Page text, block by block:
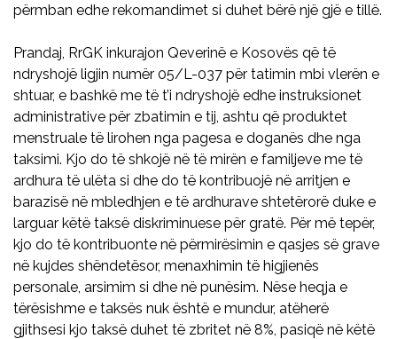
përmban edhe rekomandimet si duhet bërë një gjë e tillë.
Prandaj, RrGK inkurajon Qeverinë e Kosovës që të
ndryshojë ligjin numër 05/L-037 për tatimin mbi vlerën e
shtuar, e bashkë me të t’i ndryshojë edhe instruksionet
administrative për zbatimin e tij, ashtu që produktet
menstruale të lirohen nga pagesa e doganës dhe nga
taksimi. Kjo do të shkojë në të mirën e familjeve me të
ardhura të ulëta si dhe do të kontribuojë në arritjen e
barazisë në mbledhjen e të ardhurave shtetërorë duke e
larguar këtë taksë diskriminuese për gratë. Për më tepër,
kjo do të kontribuonte në përmirësimin e qasjes së grave
në kujdes shëndetësor, menaxhimin të higjienës
personale, arsimim si dhe në punësim. Nëse heqja e
tërësishme e taksës nuk është e mundur, atëherë
gjithsesi kjo taksë duhet të zbritet në 8%, pasiqë në këtë